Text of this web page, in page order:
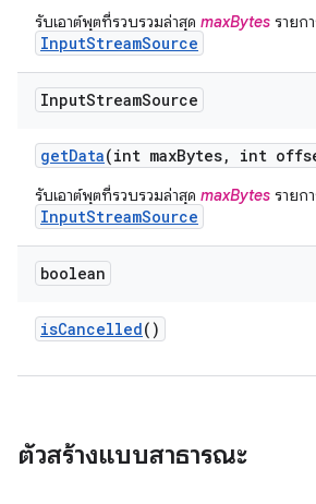
รับเอาต์พุตที่รวบรวมล่าสุด maxBytes รายก
InputStreamSource
InputStreamSource
getData(int maxBytes, int
รับเอาต์พุตที่รวบรวมล่าสุด maxBytes รายก
InputStreamSource
boolean
isCancelled()
ตัวสร้างแบบสาธารณะ